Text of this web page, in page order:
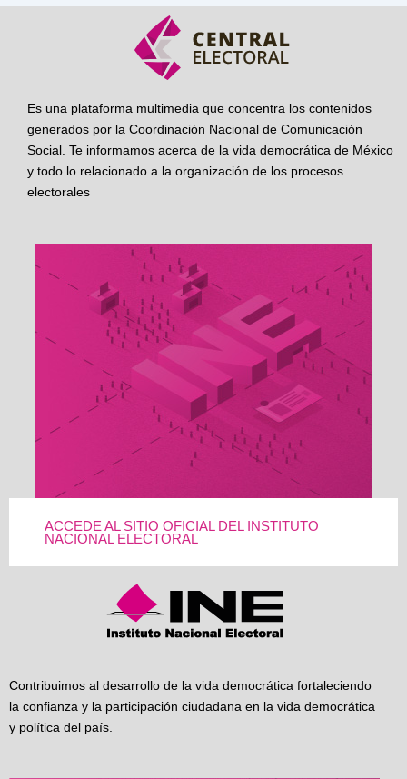
Es una plataforma multimedia que concentra los contenidos
generados por la Coordinación Nacional de Comunicación
Social. Te informamos acerca de la vida democrática de México
y todo lo relacionado a la organización de los procesos
electorales
ACCEDE AL SITIO OFICIAL DEL INSTITUTO
NACIONAL ELECTORAL
Contribuimos al desarrollo de la vida democrática fortaleciendo
la confianza y la participación ciudadana en la vida democrática
y política del país.